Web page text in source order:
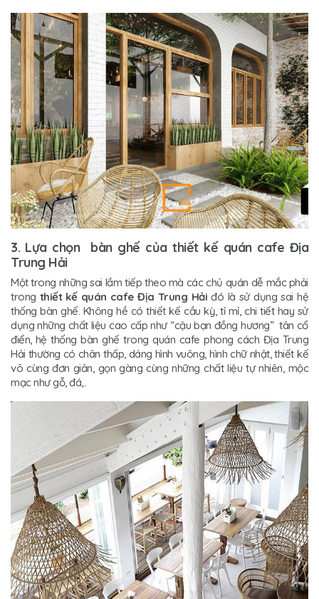
3. Lựa chọn bàn ghế của thiết kế quán cafe Địa
Trung Hải
Một trong những sai lầm tiếp theo mà các chủ quán dễ mắc phải
trong thiết kế quán cafe Địa Trung Hảiđó là sử dụng sai hệ
thống bàn ghế. Không hề có thiết kế cầu kỳ, tỉ mỉ, chi tiết hay sử
dụng những chất liệu cao cấp như “cậu bạn đồng hương” tân cổ
điển, hệ thống bàn ghế trong quán cafe phong cách Địa Trung
Hải thường có chân thấp, dáng hình vuông, hình chữ nhật, thiết kế
vô cùng đơn giản, gọn gàng cùng những chất liệu tự nhiên, mộc
mạc như gỗ, đá,..